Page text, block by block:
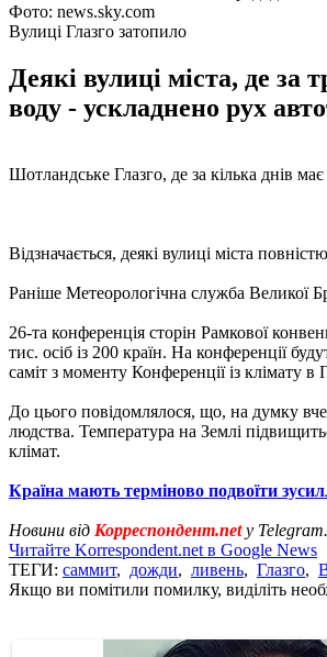
Фото: news.sky.com
Вулиці Глазго затопило
Деякі вулиці міста, де за
воду - ускладнено рух
Шотландське Глазго, де за кілька днів
Відзначається, деякі вулиці міста
Раніше Метеорологічна служба Великої
26-та конференція сторін Рамкової
тис. осіб із 200 країн. На конференції
саміт з моменту Конференції із клімату
До цього повідомлялося, що, на думку
людства. Температура на Землі
клімат.
Країна мають терміново подвоїти
Новини від Корреспондент.netу
Читайте Korrespondent.net в Google News
ТЕГИ: саммит, дожди, ливень, Глазго,
Якщо ви помітили помилку, виділіть